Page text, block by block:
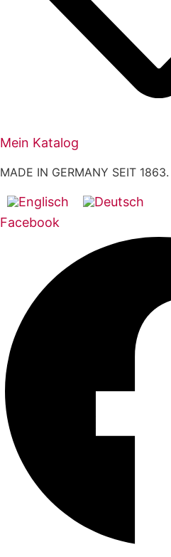
Mein Katalog
MADE IN GERMANY SEIT 1863.
Facebook